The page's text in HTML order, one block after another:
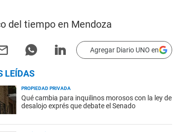
del tiempo en Mendoza
Agregar Diario UNO en
LEÍDAS
PROPIEDAD PRIVADA
Qué cambia para inquilinos morosos con la ley de
desalojo exprés que debate el Senado